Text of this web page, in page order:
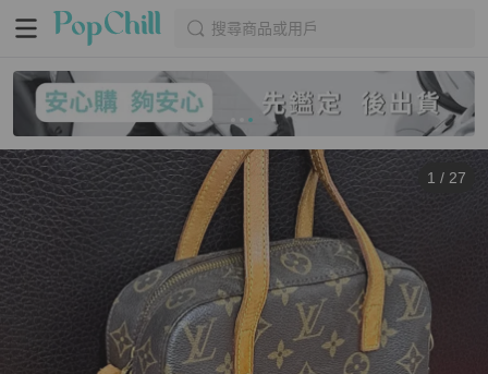
搜尋商品或用戶
1 / 27